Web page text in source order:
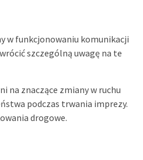
w funkcjonowaniu komunikacji
szczególną uwagę na te
na znaczące zmiany w ruchu
podczas trwania imprezy.
drogowe.